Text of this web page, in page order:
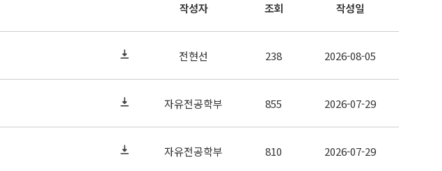
작성자 조회 작성일
전현선 238 2026-08-05
자유전공학부 855 2026-07-29
자유전공학부 810 2026-07-29